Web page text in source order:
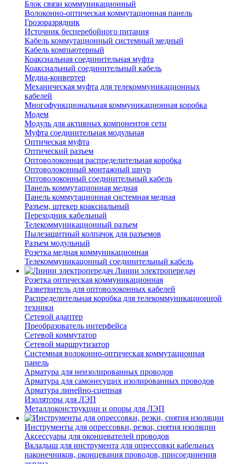
Блок связи коммуникационный
Волоконно-оптическая коммутационная панель
Грозоразрядник
Источник бесперебойного питания
Кабель коммутационный системный медный
Кабель компьютерный
Коаксиальная соединительная муфта
Коаксиальный соединительный кабель
Медиа-конвертер
Механическая муфта для телекоммуникационных
кабелей
Многофункциональная коммуникационная коробка
Модем
Модуль для активных компонентов сети
Муфта соединительная модульная
Оптическая муфта
Оптический разъем
Оптоволоконная распределительная коробка
Оптоволоконный монтажный шнур
Оптоволоконный соединительный кабель
Панель коммутационная медная
Панель коммутационная системная медная
Разъем, штекер коаксиальный
Переходник кабельный
Телекоммуникационный разъем
Пылезащитный колпачок для разъемов
Разъем модульный
Розетка медная коммуникационная
Телекоммуникацонный соединительный кабель
Линии электропередач
Розетка оптическая коммуникационная
Разветвитель для оптоволоконных кабелей
Распределительная коробка для телекоммуникационной
техники
Сетевой адаптер
Преобразователь интерфейса
Сетевой коммутатор
Сетевой маршрутизатор
Системная волоконно-оптическая коммутационная
панель
Арматура для неизолированных проводов
Арматура для самонесущих изолированных проводов
Арматура линейно-сцепная
Изоляторы для ЛЭП
Металлоконструкции и опоры для ЛЭП
Инструменты для опрессовки, резки, снятия изоляции
Аксессуары для оконцевателей проводов
Вкладыш для инструмента для опрессовки кабельных
наконечников, оконцевания проводов, присоединения